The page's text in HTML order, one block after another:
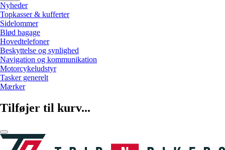
Nyheder
Topkasser & kufferter
Sidelommer
Blød bagage
Hovedtelefoner
Beskyttelse og synlighed
Navigation og kommunikation
Motorcykeludstyr
Tasker generelt
Mærker
Tilføjer til kurv...